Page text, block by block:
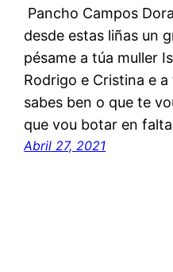
Pancho Campos
desde estas liñas un
pésame a túa muller
Rodrigo e Cristina e
sabes ben o que te
que vou botar en
Abril 27, 2021